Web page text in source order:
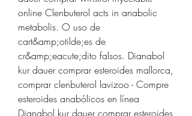
online Clenbuterol acts in anabolic
metabolis. O uso de
cart&amp;otilde;es de
cr&amp;eacute;dito falsos. Dianabol
kur dauer comprar esteroides mallorca,
comprar clenbuterol lavizoo - Compre
esteroides anabólicos en línea
Dianabol kur dauer comprar esteroides